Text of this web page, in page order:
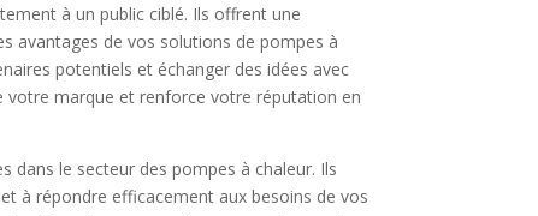
à un public ciblé. Ils offrent une
avantages de vos solutions de pompes à
potentiels et échanger des idées avec
votre marque et renforce votre réputation en
dans le secteur des pompes à chaleur. Ils
à répondre efficacement aux besoins de vos